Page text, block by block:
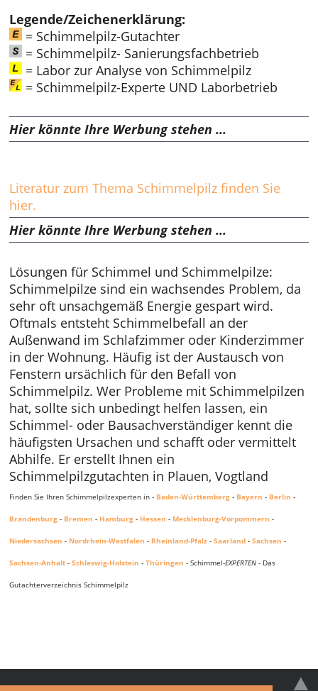
Legende/Zeichenerklärung:
= Schimmelpilz-Gutachter
= Schimmelpilz- Sanierungsfachbetrieb
= Labor zur Analyse von Schimmelpilz
= Schimmelpilz-Experte UND Laborbetrieb
Hier könnte Ihre Werbung stehen ...
Literatur zum Thema Schimmelpilz finden Sie
hier.
Hier könnte Ihre Werbung stehen ...
Lösungen für Schimmel und Schimmelpilze:
Schimmelpilze sind ein wachsendes Problem, da
sehr oft unsachgemäß Energie gespart wird.
Oftmals entsteht Schimmelbefall an der
Außenwand im Schlafzimmer oder Kinderzimmer
in der Wohnung. Häufig ist der Austausch von
Fenstern ursächlich für den Befall von
Schimmelpilz. Wer Probleme mit Schimmelpilzen
hat, sollte sich unbedingt helfen lassen, ein
Schimmel- oder Bausachverständiger kennt die
häufigsten Ursachen und schafft oder vermittelt
Abhilfe. Er erstellt Ihnen ein
Schimmelpilzgutachten in Plauen, Vogtland
Finden Sie Ihren Schimmelpilzexperten in - Baden-Württemberg - Bayern - Berlin -
Brandenburg - Bremen - Hamburg - Hessen - Mecklenburg-Vorpommern -
Niedersachsen - Nordrhein-Westfalen - Rheinland-Pfalz -Saarland -Sachsen -
Sachsen-Anhalt -Schleswig-Holstein -Thüringen - Schimmel-EXPERTEN - Das
Gutachterverzeichnis Schimmelpilz